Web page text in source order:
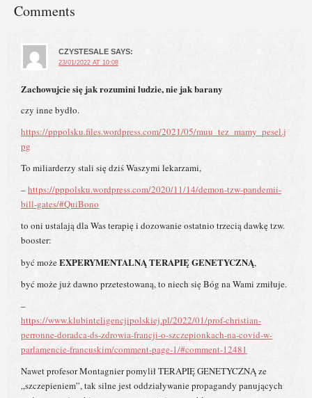
Comments
CZYSTESALE SAYS:
23/01/2022 AT 10:08
Zachowujcie się jak rozumini ludzie, nie jak barany
czy inne bydło.
https://pppolsku.files.wordpress.com/2021/05/muu_tez_mamy_pesel.j
pg
To miliarderzy stali się dziś Waszymi lekarzami,
–https://pppolsku.wordpress.com/2020/11/14/demon-tzw-pandemii-
bill-gates/#QuiBono
to oni ustalają dla Was terapię i dozowanie ostatnio trzecią dawkę tzw.
booster:
być możeEXPERYMENTALNĄ TERAPIĘ GENETYCZNĄ,
być może już dawno przetestowaną, to niech się Bóg na Wami zmiłuje.
–
https://www.klubinteligencjipolskiej.pl/2022/01/prof-christian-
perronne-doradca-ds-zdrowia-francji-o-szczepionkach-na-covid-w-
parlamencie-francuskim/comment-page-1/#comment-12481
Nawet profesor Montagnier pomylił TERAPIĘ GENETYCZNĄ ze
„szczepieniem”, tak silne jest oddziaływanie propagandy panujących